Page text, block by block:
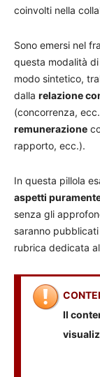
coinvolti nella
Sono emersi nel
questa modalità
modo sintetico,
dalla relazione
(concorrenza,
remunerazione
rapporto, ecc.).
In questa pillola
aspetti
senza gli
saranno
rubrica dedicata
Il